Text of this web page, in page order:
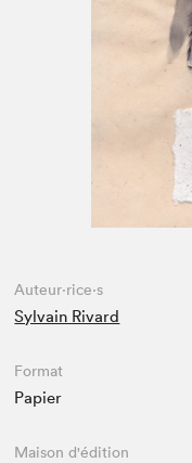
Espace
Auteur·rice·s
Sylvain Rivard
Format
Papier
Maison d'édition